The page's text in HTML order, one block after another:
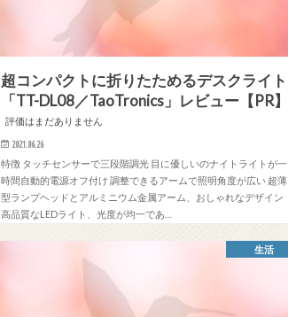
超コンパクトに折りたためるデスクライト
「TT-DL08／TaoTronics」レビュー【PR】
評価はまだありません
2021.06.26
特徴 タッチセンサーで三段階調光 目に優しいのナイトライトが一
時間自動的電源オフ付け 調整できるアームで照明角度が広い 超薄
型ランプヘッドとアルミニウム金属アーム、おしゃれなデザイン
高品質なLEDライト、光度が均一であ…
生活